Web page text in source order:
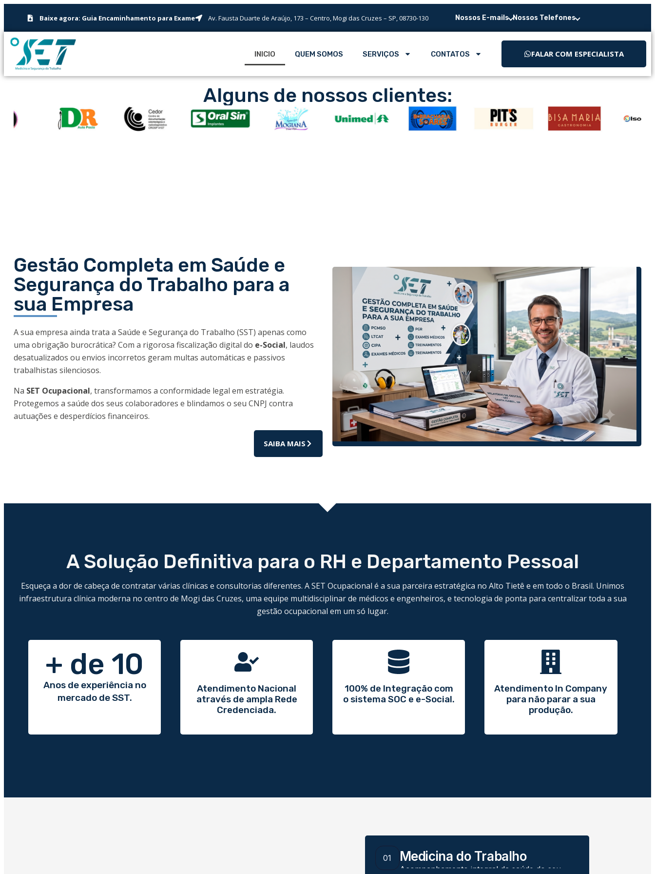
Baixe agora: Guia Encaminhamento para Exame Av. Fausta Duarte de Araújo, 173 – Centro, Mogi das Cruzes – SP, 08730-130 Nossos E-mails Nossos Telefones
INICIO QUEM SOMOS SERVIÇOS CONTATOS FALAR COM ESPECIALISTA
Alguns de nossos clientes:
Gestão Completa em Saúde e
Segurança do Trabalho para a
sua Empresa
A sua empresa ainda trata a Saúde e Segurança do Trabalho (SST) apenas como
uma obrigação burocrática? Com a rigorosa fiscalização digital do e-Social, laudos
desatualizados ou envios incorretos geram multas automáticas e passivos
trabalhistas silenciosos.
Na SET Ocupacional, transformamos a conformidade legal em estratégia.
Protegemos a saúde dos seus colaboradores e blindamos o seu CNPJ contra
autuações e desperdícios financeiros.
SAIBA MAIS
A Solução Definitiva para o RH e Departamento Pessoal
Esqueça a dor de cabeça de contratar várias clínicas e consultorias diferentes. A SET Ocupacional é a sua parceira estratégica no Alto Tietê e em todo o Brasil. Unimos
infraestrutura clínica moderna no centro de Mogi das Cruzes, uma equipe multidisciplinar de médicos e engenheiros, e tecnologia de ponta para centralizar toda a sua
gestão ocupacional em um só lugar.
Anos de experiência no
mercado de SST.
+ de 10
Atendimento Nacional
através de ampla Rede
Credenciada.
100% de Integração com
o sistema SOC e e-Social.
Atendimento In Company
para não parar a sua
produção.
01 Medicina do Trabalho
Acompanhamento integral da saúde do seu